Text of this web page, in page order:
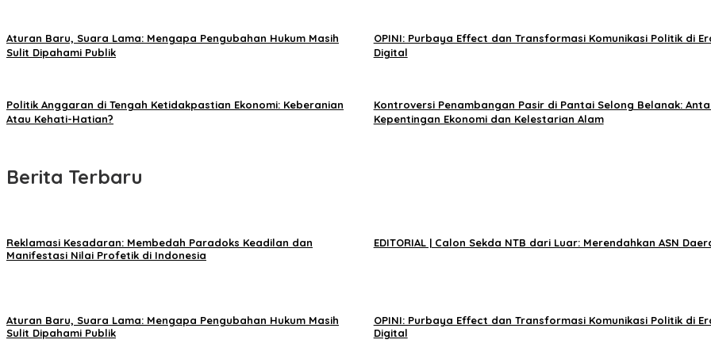
Aturan Baru, Suara Lama: Mengapa Pengubahan Hukum Masih
Sulit Dipahami Publik
OPINI: Purbaya Effect dan Transformasi Komunikasi Politik di
Digital
Politik Anggaran di Tengah Ketidakpastian Ekonomi: Keberanian
Atau Kehati-Hatian?
Kontroversi Penambangan Pasir di Pantai Selong Belanak:
Kepentingan Ekonomi dan Kelestarian Alam
Berita Terbaru
Reklamasi Kesadaran: Membedah Paradoks Keadilan dan
Manifestasi Nilai Profetik di Indonesia
EDITORIAL | Calon Sekda NTB dari Luar: Merendahkan ASN
Aturan Baru, Suara Lama: Mengapa Pengubahan Hukum Masih
Sulit Dipahami Publik
OPINI: Purbaya Effect dan Transformasi Komunikasi Politik di
Digital